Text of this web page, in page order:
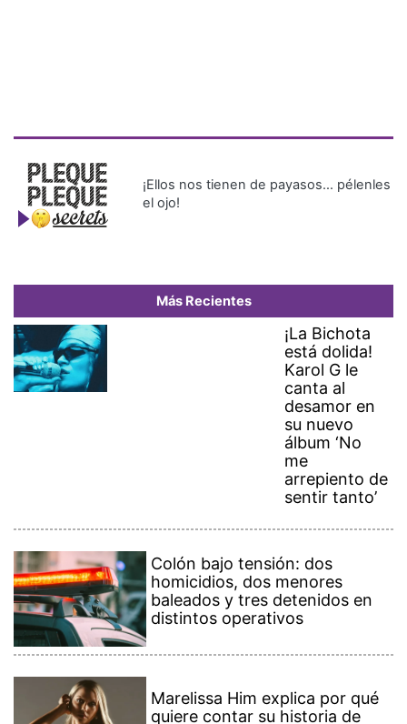
¡Ellos nos tienen de payasos… pélenles
el ojo!
Más Recientes
¡La Bichota
está dolida!
Karol G le
canta al
desamor en
su nuevo
álbum ‘No
me
arrepiento de
sentir tanto’
Colón bajo tensión: dos
homicidios, dos menores
baleados y tres detenidos en
distintos operativos
Marelissa Him explica por qué
quiere contar su historia de